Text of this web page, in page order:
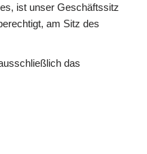
ist unser Geschäftssitz
am Sitz des
das